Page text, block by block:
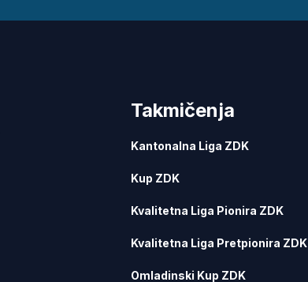
Takmičenja
Kantonalna Liga ZDK
Kup ZDK
Kvalitetna Liga Pionira ZDK
Kvalitetna Liga Pretpionira ZDK
Omladinski Kup ZDK